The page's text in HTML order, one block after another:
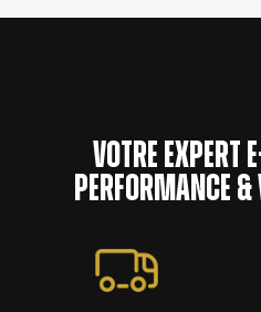
Votre expert
performance